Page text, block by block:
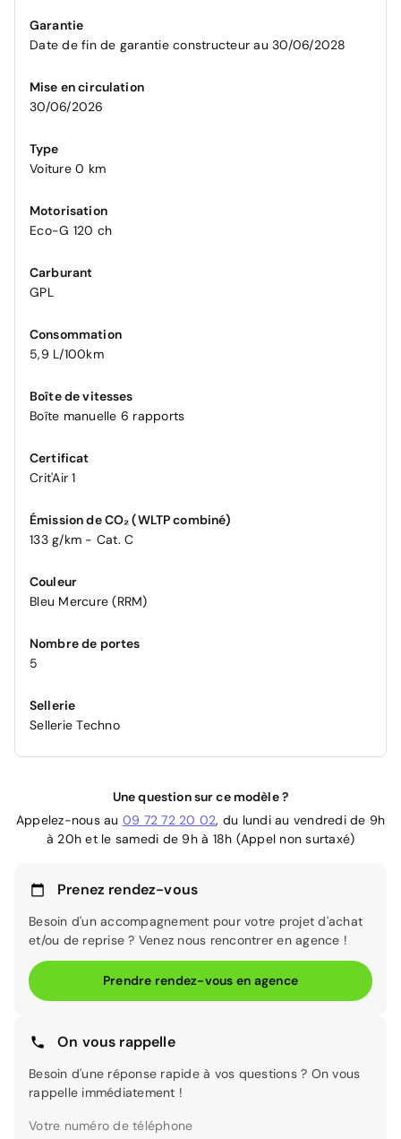
Garantie
Date de fin de garantie constructeur au 30/06/2028
Mise en circulation
30/06/2026
Type
Voiture 0 km
Motorisation
Eco-G 120 ch
Carburant
GPL
Consommation
5,9 L/100km
Boîte de vitesses
Boîte manuelle 6 rapports
Certificat
Crit'Air 1
Émission de CO₂ (WLTP combiné)
133 g/km - Cat. C
Couleur
Bleu Mercure (RRM)
Nombre de portes
5
Sellerie
Sellerie Techno
Une question sur ce modèle ?
Appelez-nous au 09 72 72 20 02, du lundi au vendredi de 9h
à 20h et le samedi de 9h à 18h (Appel non surtaxé)
Prenez rendez-vous
Besoin d'un accompagnement pour votre projet d'achat
et/ou de reprise ? Venez nous rencontrer en agence !
Prendre rendez-vous en agence
On vous rappelle
Besoin d'une réponse rapide à vos questions ? On vous
rappelle immédiatement !
Votre numéro de téléphone